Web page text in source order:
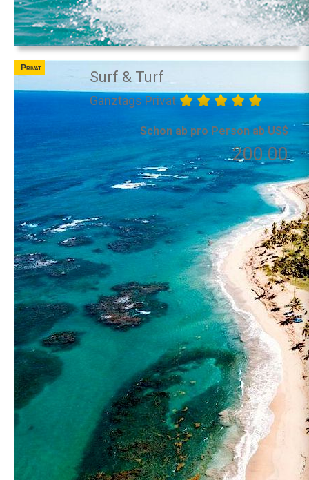
Privat
Surf & Turf
Ganztags Privat
Schon ab pro Person ab US$
200.00